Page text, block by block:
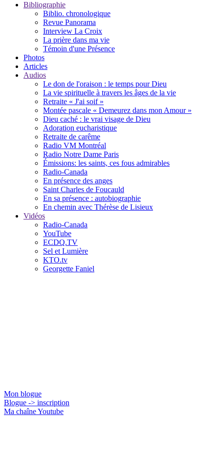
Bibliographie
Biblio. chronologique
Revue Panorama
Interview La Croix
La prière dans ma vie
Témoin d'une Présence
Photos
Articles
Audios
Le don de l'oraison : le temps pour Dieu
La vie spirituelle à travers les âges de la vie
Retraite « J'ai soif »
Montée pascale « Demeurez dans mon Amour »
Dieu caché : le vrai visage de Dieu
Adoration eucharistique
Retraite de carême
Radio VM Montréal
Radio Notre Dame Paris
Émissions: les saints, ces fous admirables
Radio-Canada
En présence des anges
Saint Charles de Foucauld
En sa présence : autobiographie
En chemin avec Thérèse de Lisieux
Vidéos
Radio-Canada
YouTube
ECDQ.TV
Sel et Lumière
KTO.tv
Georgette Faniel
Mon blogue
Blogue -> inscription
Ma chaîne Youtube